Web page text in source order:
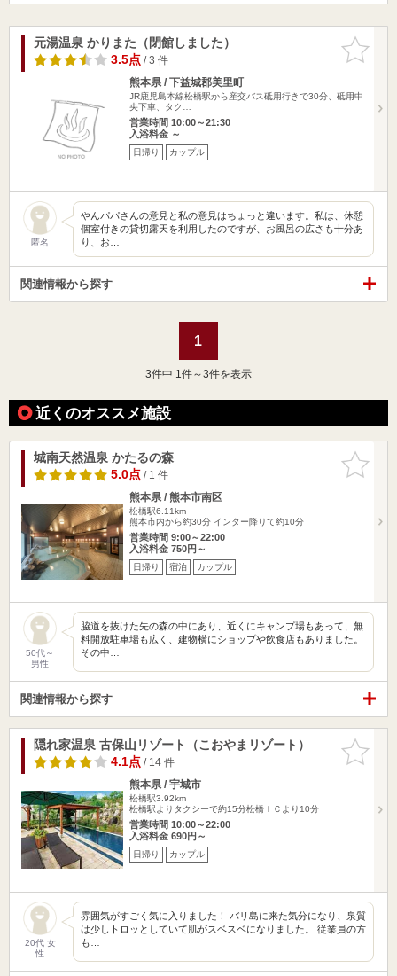
お気に入
りに追加
元湯温泉 かりまた（閉館しました）
3.5点/ 3 件
熊本県 / 下益城郡美里町
JR鹿児島本線松橋駅から産交バス砥用行きで30分、砥用中
央下車、タク…
営業時間 10:00～21:30
入浴料金 ～
日帰り カップル
匿名
やんパパさんの意見と私の意見はちょっと違います。私は、休憩
個室付きの貸切露天を利用したのですが、お風呂の広さも十分あ
り、お…
関連情報から探す
1
3件中 1件～3件を表示
近くのオススメ施設
お気に入
りに追加
城南天然温泉 かたるの森
5.0点/ 1 件
熊本県 / 熊本市南区
松橋駅6.11km
熊本市内から約30分 インター降りて約10分
営業時間 9:00～22:00
入浴料金 750円～
日帰り 宿泊 カップル
50代～
男性
脇道を抜けた先の森の中にあり、近くにキャンプ場もあって、無
料開放駐車場も広く、建物横にショップや飲食店もありました。
その中…
関連情報から探す
お気に入
りに追加
隠れ家温泉 古保山リゾート（こおやまリゾート）
4.1点/ 14 件
熊本県 / 宇城市
松橋駅3.92km
松橋駅よりタクシーで約15分松橋ＩＣより10分
営業時間 10:00～22:00
入浴料金 690円～
日帰り カップル
20代 女
性
雰囲気がすごく気に入りました！ バリ島に来た気分になり、泉質
は少しトロッとしていて肌がスベスベになりました。 従業員の方
も…